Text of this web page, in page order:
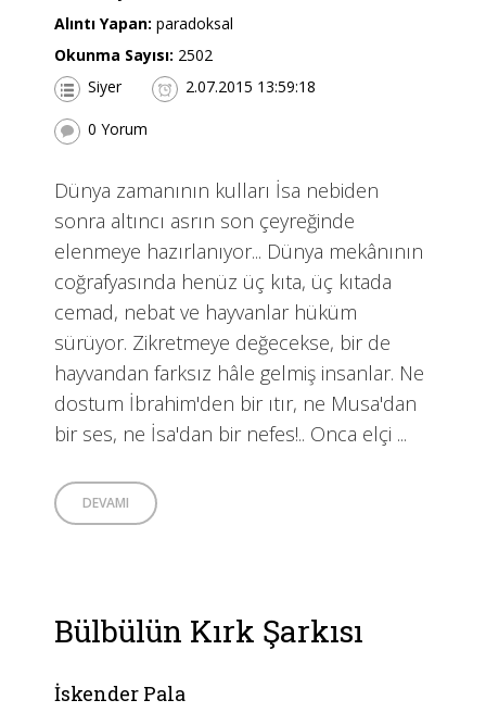
Alıntı Yapan: paradoksal
Okunma Sayısı: 2502
Siyer
2.07.2015 13:59:18
0 Yorum
Dünya zamanının kulları İsa nebiden
sonra altıncı asrın son çeyreğinde
elenmeye hazırlanıyor... Dünya mekânının
coğrafyasında henüz üç kıta, üç kıtada
cemad, nebat ve hayvanlar hüküm
sürüyor. Zikretmeye değecekse, bir de
hayvandan farksız hâle gelmiş insanlar. Ne
dostum İbrahim'den bir ıtır, ne Musa'dan
bir ses, ne İsa'dan bir nefes!.. Onca elçi ...
DEVAMI
Bülbülün Kırk Şarkısı
İskender Pala